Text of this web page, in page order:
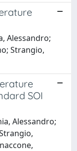
Alessandro;
Strangio,
SOI
Alessandro;